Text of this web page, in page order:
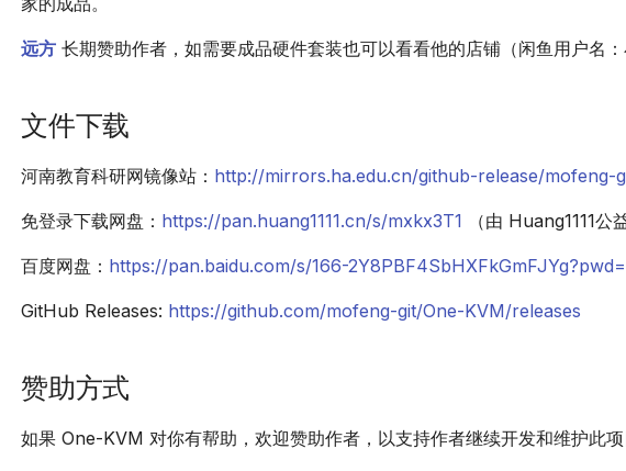
远方 长期赞助作者，如需要成品硬件套装也可以看看他的店铺（闲鱼用户名：
文件下载
河南教育科研网镜像站： http://mirrors.ha.edu.cn/github-release/mofeng-
免登录下载网盘： https://pan.huang1111.cn/s/mxkx3T1 （由 Huang1111公
百度网盘： https://pan.baidu.com/s/166-
GitHub Releases: https://github.com/mofeng-git/One-KVM/releases
赞助方式
如果 One-KVM 对你有帮助，欢迎赞助作者，以支持作者继续开发和维护此项